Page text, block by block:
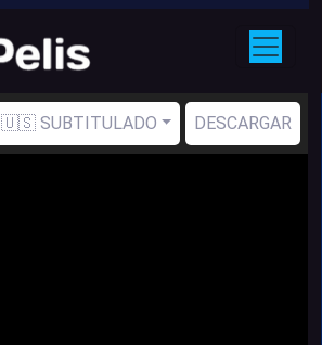
🇺🇸 SUBTITULADO DESCARGAR